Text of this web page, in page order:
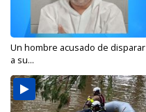
Un hombre acusado de disparar
a su...